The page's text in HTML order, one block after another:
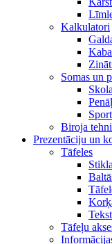
Kalkulatori
Somas un
Biroja
Prezentāciju un
Tāfeles
Tāfeļu